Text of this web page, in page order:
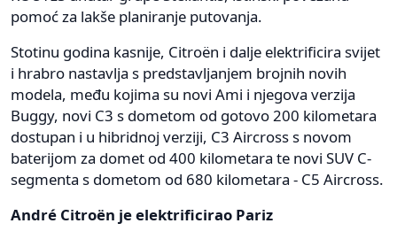
pomoć za lakše planiranje putovanja.
Stotinu godina kasnije, Citroën i dalje elektrificira svijet
i hrabro nastavlja s predstavljanjem brojnih novih
modela, među kojima su novi Ami i njegova verzija
Buggy, novi C3 s dometom od gotovo 200 kilometara
dostupan i u hibridnoj verziji, C3 Aircross s novom
baterijom za domet od 400 kilometara te novi SUV C-
segmenta s dometom od 680 kilometara - C5 Aircross.
André Citroën je elektrificirao Pariz